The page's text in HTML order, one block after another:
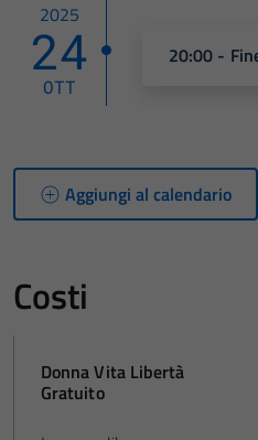
2025
24
OTT
20:00 -
Aggiungi al calendario
Costi
Donna Vita Libertà
Gratuito